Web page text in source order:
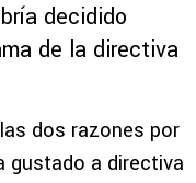
decidido
de la directiva
dos razones por
gustado a directiva